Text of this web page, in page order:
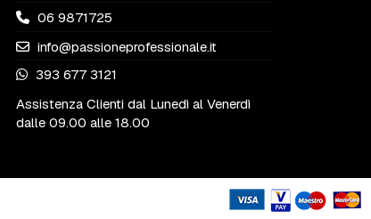
06 9871725
info@passioneprofessionale.it
393 677 3121
Assistenza Clienti dal Lunedì al Venerdì
dalle 09.00 alle 18.00